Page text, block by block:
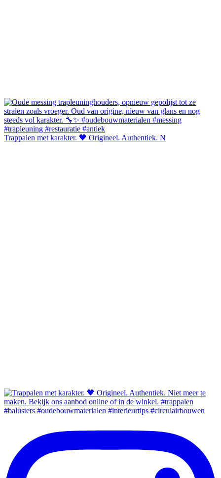
Trappalen met karakter. 🖤 Origineel. Authentiek. N